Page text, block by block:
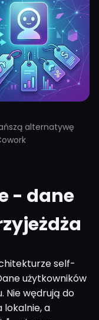
alternatywę
- dane
self-
użytkowników
Nie wędrują do
lokalnie, a